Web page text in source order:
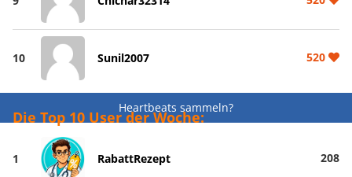
10 Sunil2007 520
Heartbeats sammeln?
Die Top 10 User der Woche:
1 RabattRezept 208